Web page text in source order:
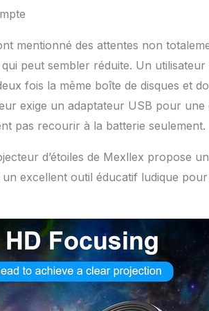
mentionné des attentes non
peut sembler réduite. Un
fois la même boîte de disques et
exige un adaptateur USB pour
pas recourir à la batterie seulement.
d’étoiles de Mexllex propose
excellent outil éducatif ludique